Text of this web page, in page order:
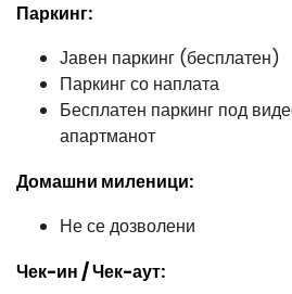
Паркинг:
Јавен паркинг (бесплатен)
Паркинг со наплата
Бесплатен паркинг под
апартманот
Домашни миленици:
Не се дозволени
Чек-ин / Чек-аут: